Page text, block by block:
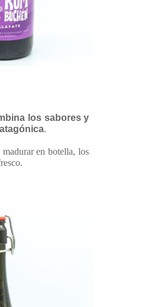
los sabores y
.
en botella, los